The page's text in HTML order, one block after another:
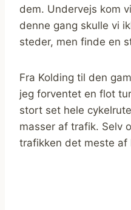
dem. Undervejs kom
denne gang skulle vi
steder, men finde en
Fra Kolding til den
jeg forventet en flot
stort set hele
masser af trafik. Selv
trafikken det meste af